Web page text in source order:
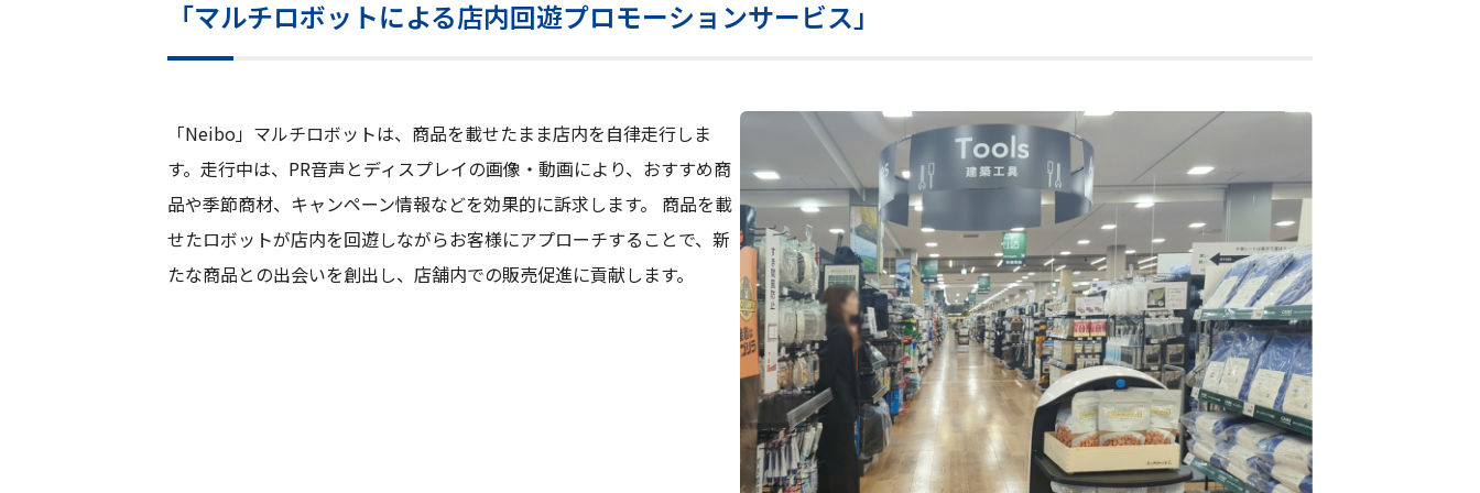
「マルチロボットによる店内回遊プロモーションサービス」
「Neibo」マルチロボットは、商品を載せたまま店内を自律走行しま
す。走行中は、PR音声とディスプレイの画像・動画により、おすすめ商
品や季節商材、キャンペーン情報などを効果的に訴求します。 商品を載
せたロボットが店内を回遊しながらお客様にアプローチすることで、新
たな商品との出会いを創出し、店舗内での販売促進に貢献します。